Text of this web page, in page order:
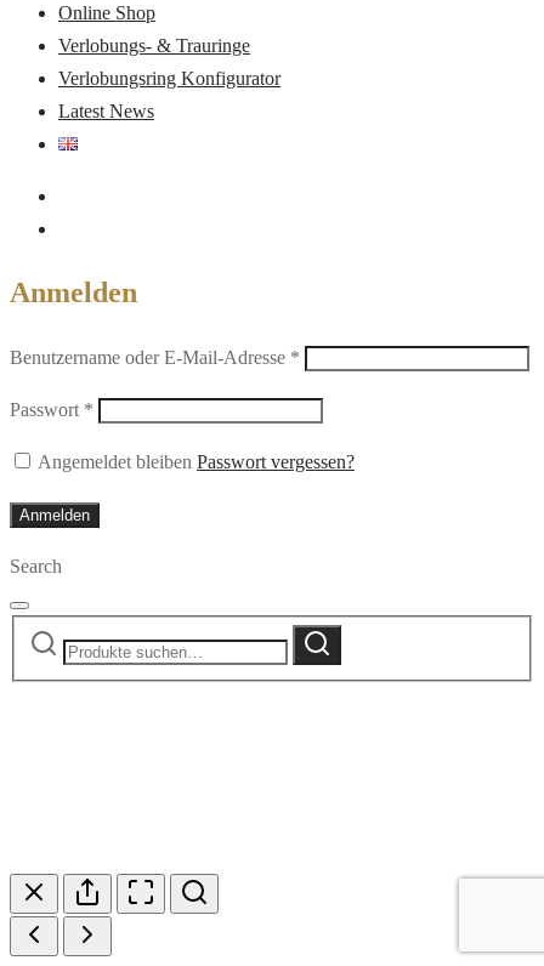
Online Shop
Verlobungs- & Trauringe
Verlobungsring Konfigurator
Latest News
Anmelden
Benutzername oder E-Mail-Adresse *
Passwort *
Angemeldet bleiben Passwort vergessen?
Anmelden
Search
Suche
Suche